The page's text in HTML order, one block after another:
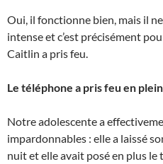
Oui, il fonctionne bien, mais il
intense et c’est précisément
Caitlin a pris feu.
Le téléphone a pris feu en
Notre adolescente a
impardonnables : elle a laissé
nuit et elle avait posé en plus